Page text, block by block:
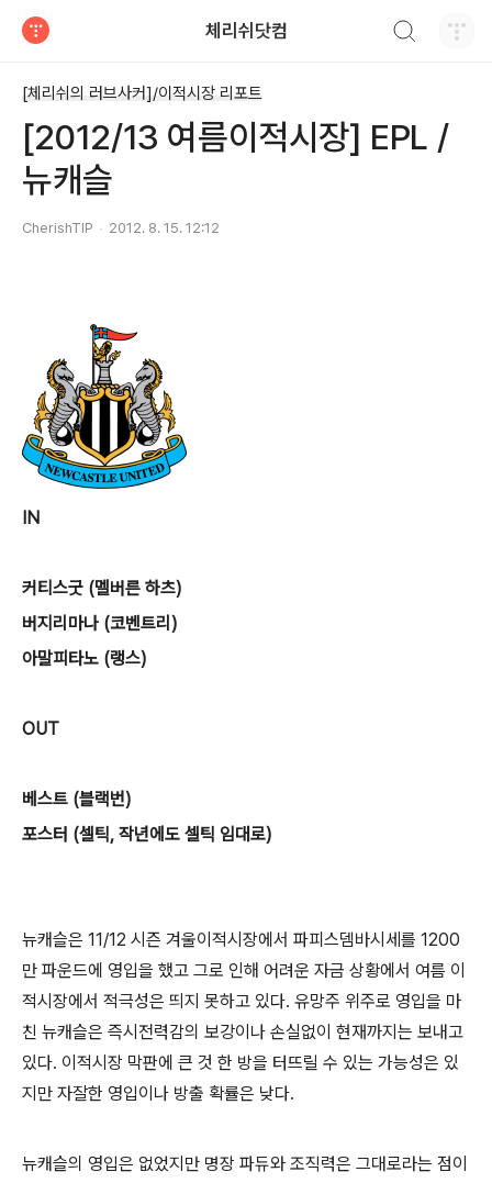
체리쉬닷컴
[체리쉬의 러브사커]/이적시장 리포트
[2012/13 여름이적시장] EPL /
뉴캐슬
CherishTIP 2012. 8. 15. 12:12
IN
커티스굿 (멜버른 하츠)
버지리마나 (코벤트리)
아말피타노 (랭스)
OUT
베스트 (블랙번)
포스터 (셀틱, 작년에도 셀틱 임대로)
뉴캐슬은 11/12 시즌 겨울이적시장에서 파피스뎀바시세를 1200
만 파운드에 영입을 했고 그로 인해 어려운 자금 상황에서 여름 이
적시장에서 적극성은 띄지 못하고 있다. 유망주 위주로 영입을 마
친 뉴캐슬은 즉시전력감의 보강이나 손실없이 현재까지는 보내고
있다. 이적시장 막판에 큰 것 한 방을 터뜨릴 수 있는 가능성은 있
지만 자잘한 영입이나 방출 확률은 낮다.
뉴캐슬의 영입은 없었지만 명장 파듀와 조직력은 그대로라는 점이